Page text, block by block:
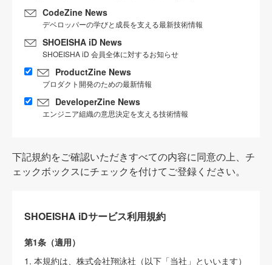
CodeZine News
デベロッパーの学びと成長を支える最新技術情報
SHOEISHA iD News
SHOEISHA iD 会員全体に対するお知らせ
ProductZine News
プロダクト開発のための最新情報
DeveloperZine News
エンジニア組織の意思決定を支える技術情報
下記規約をご確認いただきすべての内容に同意の上、チ
ェックボックスにチェックを付けてご登録ください。
SHOEISHA iDサービス利用規約
第1条（適用）
1. 本規約は、株式会社翔泳社（以下「当社」といいます）